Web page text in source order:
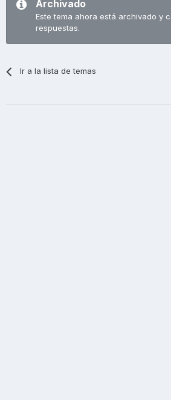
Archivado
Este tema ahora está archivado y
respuestas.
Ir a la lista de temas